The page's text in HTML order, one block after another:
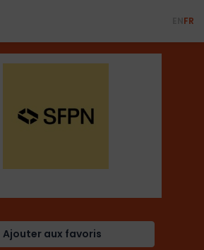
FR
Ajouter aux favoris